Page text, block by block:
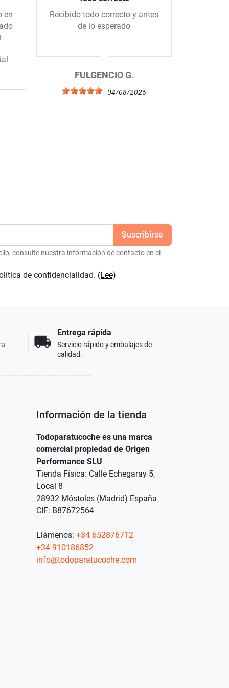
en
Recibido todo correcto y antes
de lo esperado
FULGENCIO G.
04/08/2026
consulte nuestra información de contacto en el
de confidencialidad. (Lee)
local_shipping
Entrega rápida
Servicio rápido y embalajes de
calidad.
Información de la tienda
Todoparatucoche es una marca
comercial propiedad de Origen
Performance SLU
Tienda Física: Calle Echegaray 5,
Local 8
28932 Móstoles (Madrid) España
CIF: B87672564
Llámenos: +34 652876712
+34 910186852
info@todoparatucoche.com